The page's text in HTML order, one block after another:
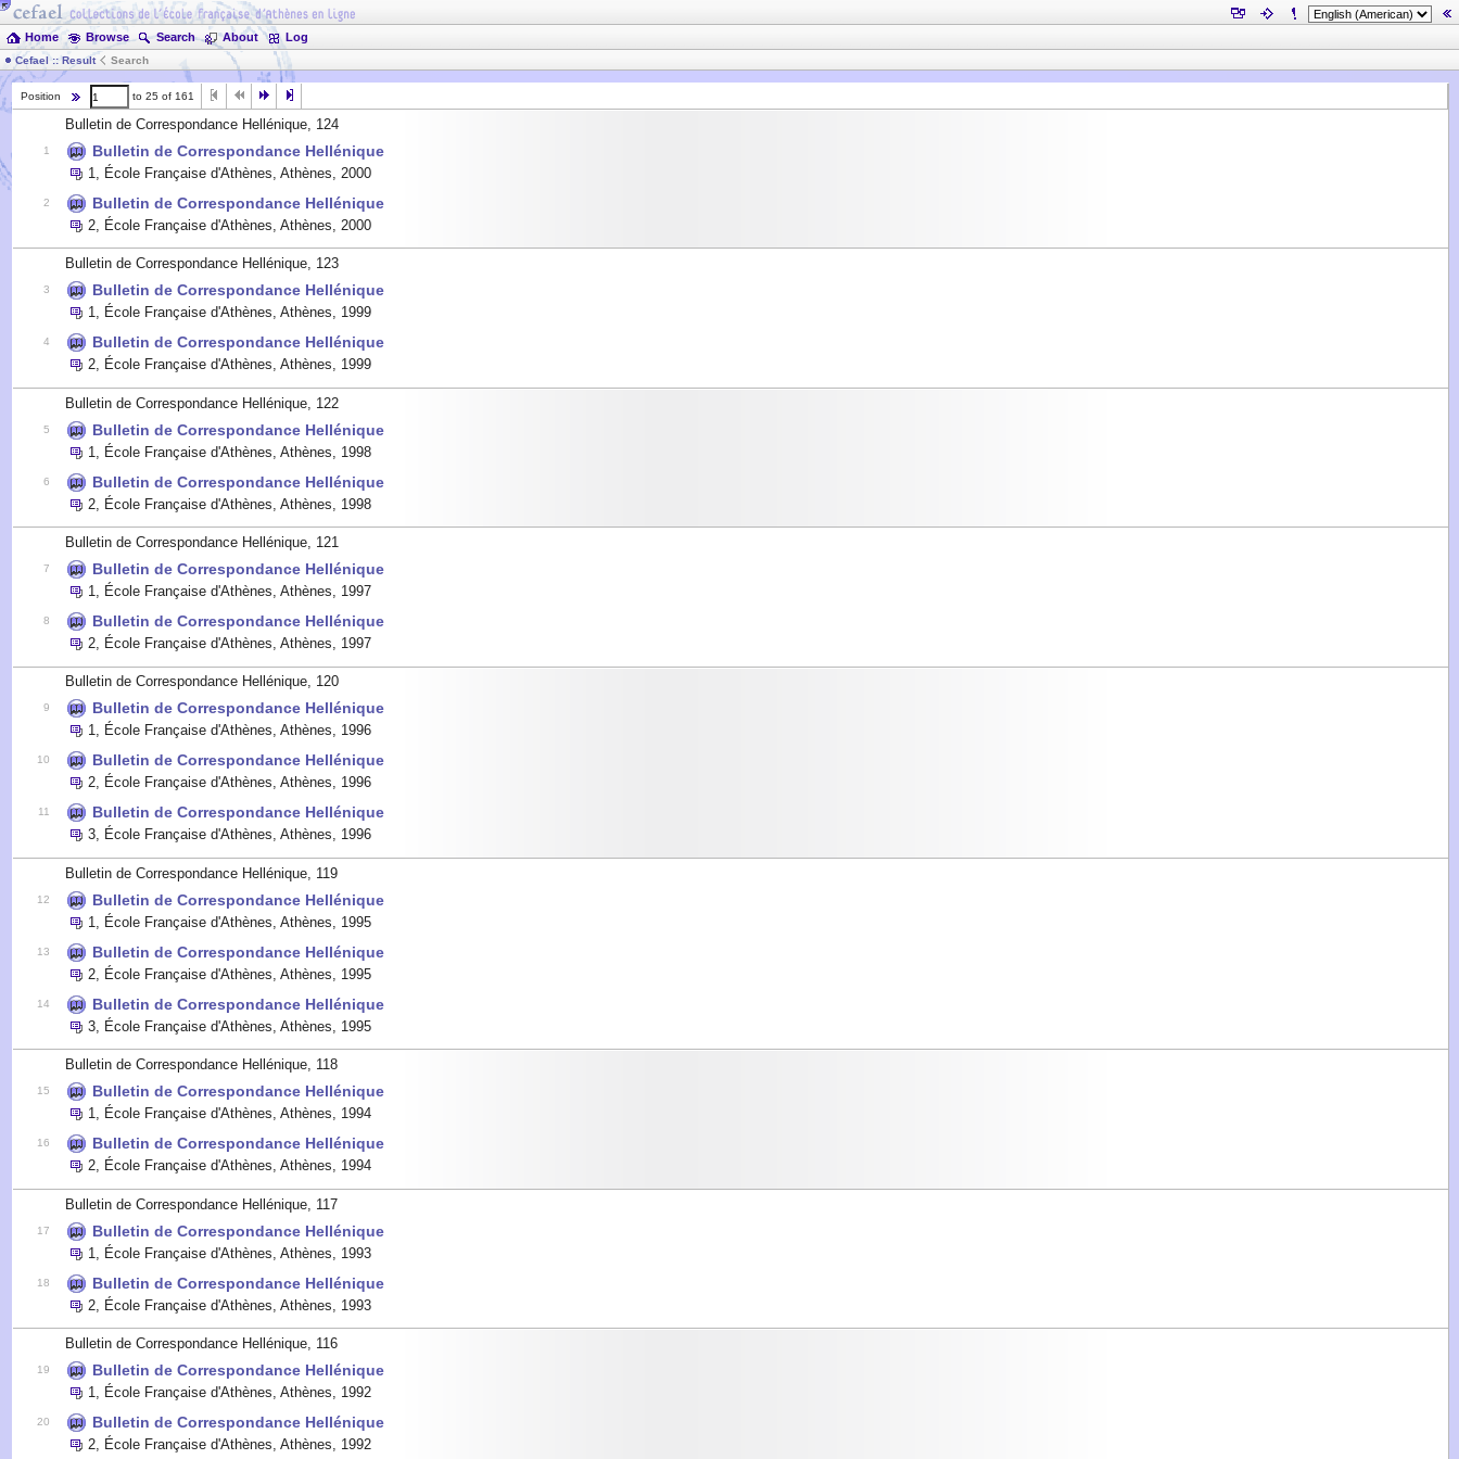
Home Browse Search About Log
Cefael :: Result Search
Position to 25 of 161
Bulletin de Correspondance Hellénique, 124
1 Bulletin de Correspondance Hellénique
1 École Française d'Athènes, Athènes 2000
2 Bulletin de Correspondance Hellénique
2 École Française d'Athènes, Athènes 2000
Bulletin de Correspondance Hellénique, 123
3 Bulletin de Correspondance Hellénique
1, École Française d'Athènes, Athènes, 1999
4 Bulletin de Correspondance Hellénique
2, École Française d'Athènes, Athènes, 1999
Bulletin de Correspondance Hellénique, 122
5 Bulletin de Correspondance Hellénique
1 École Française d'Athènes, Athènes 1998
6 Bulletin de Correspondance Hellénique
2 École Française d'Athènes, Athènes 1998
Bulletin de Correspondance Hellénique, 121
7 Bulletin de Correspondance Hellénique
1 École Française d'Athènes, Athènes 1997
8 Bulletin de Correspondance Hellénique
2 École Française d'Athènes, Athènes 1997
Bulletin de Correspondance Hellénique, 120
9 Bulletin de Correspondance Hellénique
1, École Française d'Athènes, Athènes, 1996
10 Bulletin de Correspondance Hellénique
2, École Française d'Athènes, Athènes, 1996
11 Bulletin de Correspondance Hellénique
3, École Française d'Athènes, Athènes, 1996
Bulletin de Correspondance Hellénique, 119
12 Bulletin de Correspondance Hellénique
1 École Française d'Athènes, Athènes 1995
13 Bulletin de Correspondance Hellénique
2 École Française d'Athènes, Athènes 1995
14 Bulletin de Correspondance Hellénique
3 École Française d'Athènes, Athènes 1995
Bulletin de Correspondance Hellénique, 118
15 Bulletin de Correspondance Hellénique
1, École Française d'Athènes, Athènes, 1994
16 Bulletin de Correspondance Hellénique
2, École Française d'Athènes, Athènes, 1994
Bulletin de Correspondance Hellénique, 117
17 Bulletin de Correspondance Hellénique
1 École Française d'Athènes, Athènes 1993
18 Bulletin de Correspondance Hellénique
2 École Française d'Athènes, Athènes 1993
Bulletin de Correspondance Hellénique, 116
19 Bulletin de Correspondance Hellénique
1 École Française d'Athènes, Athènes 1992
20 Bulletin de Correspondance Hellénique
2 École Française d'Athènes, Athènes 1992